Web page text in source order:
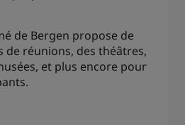
de Bergen propose de
de réunions, des théâtres,
et plus encore pour